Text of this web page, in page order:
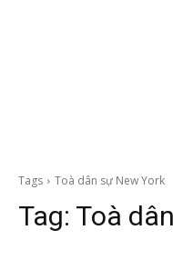
Tags Toà dân sự New York
Tag: Toà